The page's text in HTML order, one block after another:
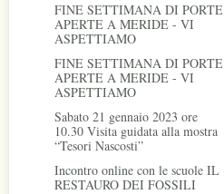
FINE SETTIMANA DI PORTE
APERTE A MERIDE - VI
ASPETTIAMO
FINE SETTIMANA DI PORTE
APERTE A MERIDE - VI
ASPETTIAMO
Sabato 21 gennaio 2023 ore
10.30 Visita guidata alla mostra
“Tesori Nascosti”
Incontro online con le scuole IL
RESTAURO DEI FOSSILI